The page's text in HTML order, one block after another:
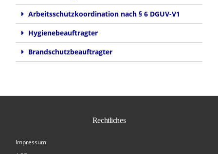
Arbeitsschutzkoordination nach § 6 DGUV-V1
Hygienebeauftragter
Brandschutzbeauftragter
Rechtliches
Impressum